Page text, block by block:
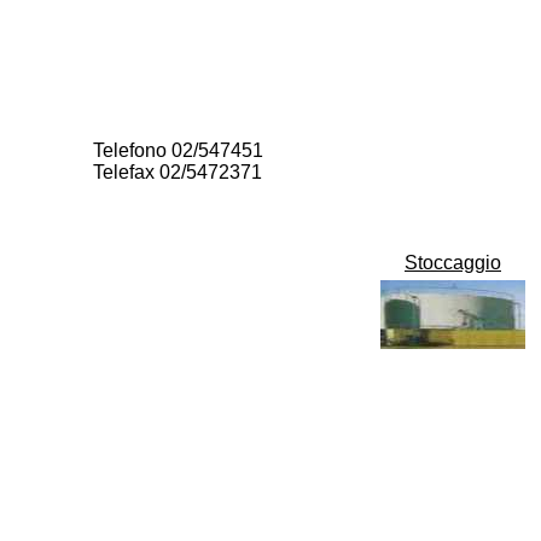
Telefono 02/547451
Telefax 02/5472371
Stoccaggio